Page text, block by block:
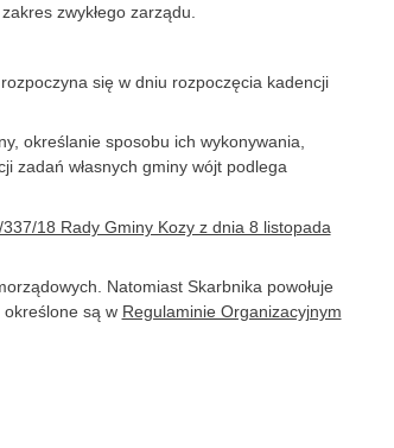
zwykłego zarządu.
się w dniu rozpoczęcia kadencji
określanie sposobu ich wykonywania,
zadań własnych gminy wójt podlega
337/18 Rady Gminy Kozy z dnia 8 listopada
Natomiast Skarbnika powołuje
określone są w Regulaminie Organizacyjnym